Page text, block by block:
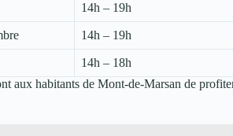
14h – 19h
14h – 19h
14h – 18h
aux habitants de Mont-de-Marsan de